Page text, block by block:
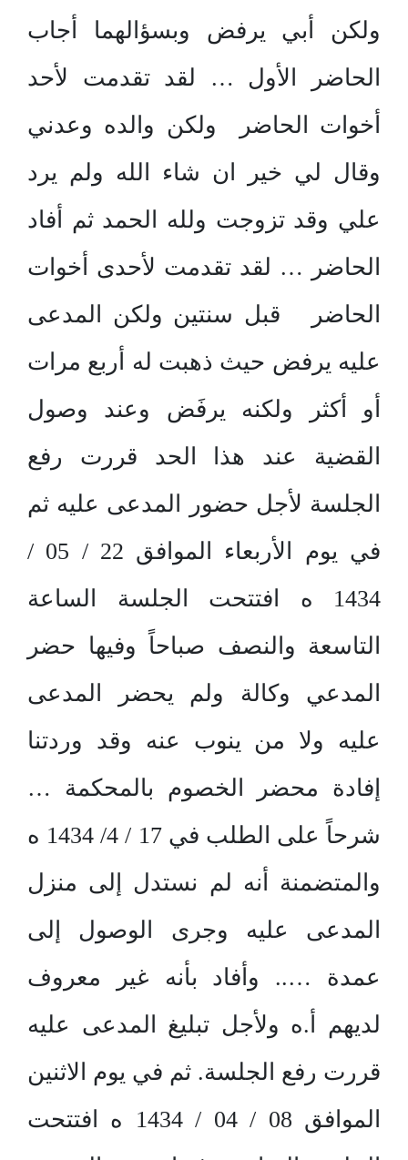
ولكن أبي يرفض وبسؤالهما أجاب
الحاضر الأول … لقد تقدمت لأحد
أخوات الحاضر ولكن والده وعدني
وقال لي خير ان شاء الله ولم يرد
علي وقد تزوجت ولله الحمد ثم أفاد
الحاضر … لقد تقدمت لأحدى أخوات
الحاضر قبل سنتين ولكن المدعى
عليه يرفض حيث ذهبت له أربع مرات
أو أكثر ولكنه يرفَض وعند وصول
القضية عند هذا الحد قررت رفع
الجلسة لأجل حضور المدعى عليه ثم
في يوم الأربعاء الموافق 22 / 05 /
1434 ه افتتحت الجلسة الساعة
التاسعة والنصف صباحاً وفيها حضر
المدعي وكالة ولم يحضر المدعى
عليه ولا من ينوب عنه وقد وردتنا
إفادة محضر الخصوم بالمحكمة …
شرحاً على الطلب في 17 / 4/ 1434 ه
والمتضمنة أنه لم نستدل إلى منزل
المدعى عليه وجرى الوصول إلى
عمدة ….. وأفاد بأنه غير معروف
لديهم أ.ه ولأجل تبليغ المدعى عليه
قررت رفع الجلسة. ثم في يوم الاثنين
الموافق 08 / 04 / 1434 ه افتتحت